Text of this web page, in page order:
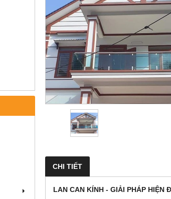
CHI TIẾT
LAN CAN KÍNH - GIẢI PHÁP HIỆN